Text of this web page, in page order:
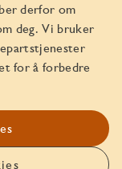
derfor om
deg. Vi bruker
for å forbedre
122